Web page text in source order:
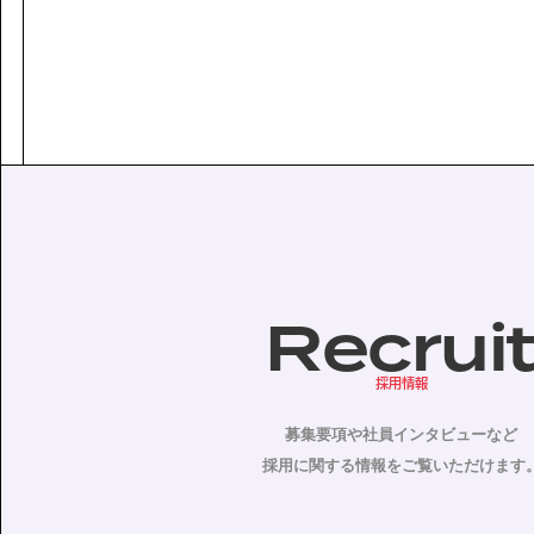
採用情報
募集要項や社員インタビューなど
採用に関する情報をご覧いただけます。